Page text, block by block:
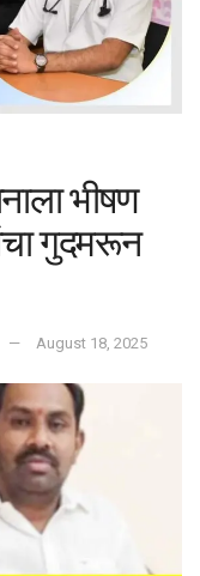
भीषण
गुदमरून
August 18, 2025